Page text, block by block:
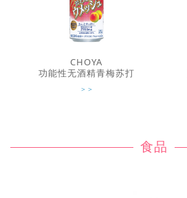
CHOYA
功能性无酒精青梅苏打
食品